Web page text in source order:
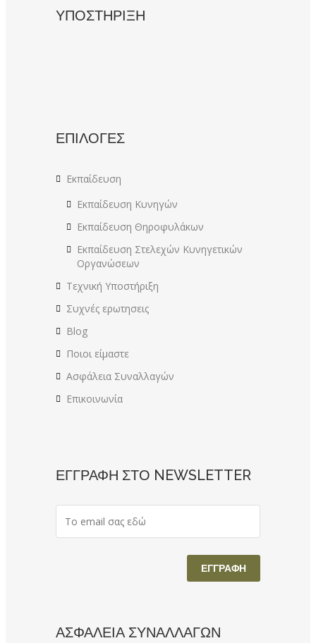
ΥΠΟΣΤΗΡΙΞΗ
ΕΠΙΛΟΓΕΣ
Εκπαίδευση
Εκπαίδευση Κυνηγών
Εκπαίδευση Θηροφυλάκων
Εκπαίδευση Στελεχών Κυνηγετικών
Οργανώσεων
Τεχνική Υποστήριξη
Συχνές ερωτησεις
Blog
Ποιοι είμαστε
Ασφάλεια Συναλλαγών
Επικοινωνία
ΕΓΓΡΑΦΗ ΣΤΟ NEWSLETTER
ΑΣΦΑΛΕΙΑ ΣΥΝΑΛΛΑΓΩΝ